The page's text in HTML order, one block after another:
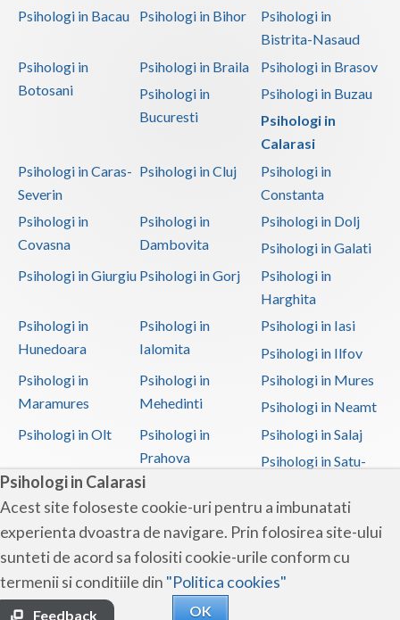
Psihologi in Calarasi
Acest site foloseste cookie-uri pentru a imbunatati
experienta dvoastra de navigare. Prin folosirea site-ului
sunteti de acord sa folositi cookie-urile conform cu
termenii si conditiile din "Politica cookies"
OK
Feedback
Psihologi in Bacau
Psihologi in Bihor
Psihologi in
Bistrita-Nasaud
Psihologi in
Botosani
Psihologi in Braila
Psihologi in Brasov
Psihologi in
Bucuresti
Psihologi in Buzau
Psihologi in
Calarasi
Psihologi in Caras-
Severin
Psihologi in Cluj
Psihologi in
Constanta
Psihologi in
Covasna
Psihologi in
Dambovita
Psihologi in Dolj
Psihologi in Galati
Psihologi in Giurgiu Psihologi in Gorj
Psihologi in
Harghita
Psihologi in
Hunedoara
Psihologi in
Ialomita
Psihologi in Iasi
Psihologi in Ilfov
Psihologi in
Maramures
Psihologi in
Mehedinti
Psihologi in Mures
Psihologi in Neamt
Psihologi in Olt
Psihologi in
Prahova
Psihologi in Salaj
Psihologi in Satu-
Psihologi in Sibiu
Psihologi in
Suceava
Psihologi in
Teleorman
Psihologi in Timis
Psihologi in Tulcea Psihologi in Valcea
Psihologi in Vaslui
Psihologi in
Vrancea